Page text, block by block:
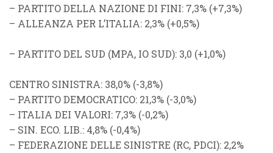
– PARTITO DELLA NAZIONE DI FINI: 7,3% (+7,3%)
– ALLEANZA PER L’ITALIA: 2,3% (+0,5%)
– PARTITO DEL SUD (MPA, IO SUD): 3,0 (+1,0%)
CENTRO SINISTRA: 38,0% (-3,8%)
– PARTITO DEMOCRATICO: 21,3% (-3,0%)
– ITALIA DEI VALORI: 7,3% (-0,2%)
– SIN. ECO. LIB.: 4,8% (-0,4%)
– FEDERAZIONE DELLE SINISTRE (RC, PDCI): 2,2%